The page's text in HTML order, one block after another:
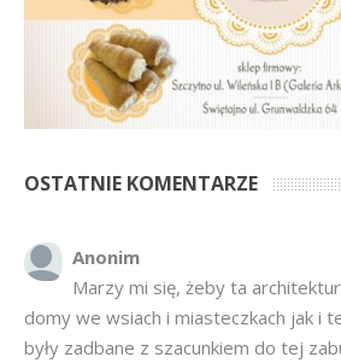
OSTATNIE KOMENTARZE
Anonim
Marzy mi się, żeby ta
domy we wsiach i miasteczkach jak i
były zadbane z szacunkiem do tej